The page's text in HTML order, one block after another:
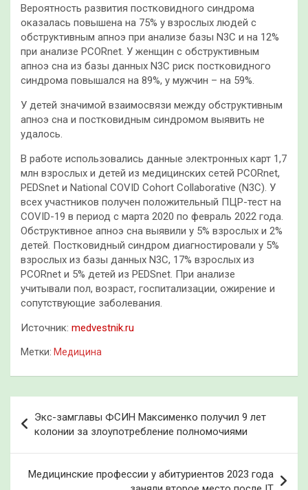
Вероятность развития постковидного синдрома
оказалась повышена на 75% у взрослых людей с
обструктивным апноэ при анализе базы N3C и на 12%
при анализе PCORnet. У женщин с обструктивным
апноэ сна из базы данных N3C риск постковидного
синдрома повышался на 89%, у мужчин – на 59%.
У детей значимой взаимосвязи между обструктивным
апноэ сна и постковидным синдромом выявить не
удалось.
В работе использовались данные электронных карт 1,7
млн взрослых и детей из медицинских сетей PCORnet,
PEDSnet и National COVID Cohort Collaborative (N3C). У
всех участников получен положительный ПЦР-тест на
COVID-19 в период с марта 2020 по февраль 2022 года.
Обструктивное апноэ сна выявили у 5% взрослых и 2%
детей. Постковидный синдром диагностировали у 5%
взрослых из базы данных N3C, 17% взрослых из
PCORnet и 5% детей из PEDSnet. При анализе
учитывали пол, возраст, госпитализации, ожирение и
сопутствующие заболевания.
Источник: medvestnik.ru
Метки: Медицина
по
записям
Экс-замглавы ФСИН Максименко получил 9 лет
колонии за злоупотребление полномочиями
Медицинские профессии у абитуриентов 2023 года